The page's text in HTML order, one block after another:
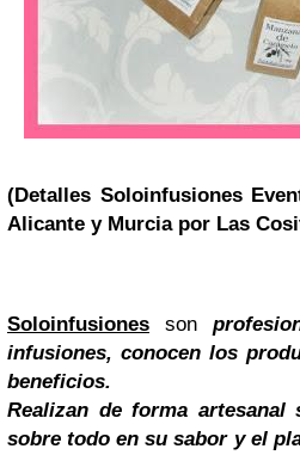
(Detalles Soloinfusiones
Alicante y Murcia por Las
Soloinfusiones son
infusiones, conocen los
beneficios.
Realizan de forma artesanal
sobre todo en su sabor y el